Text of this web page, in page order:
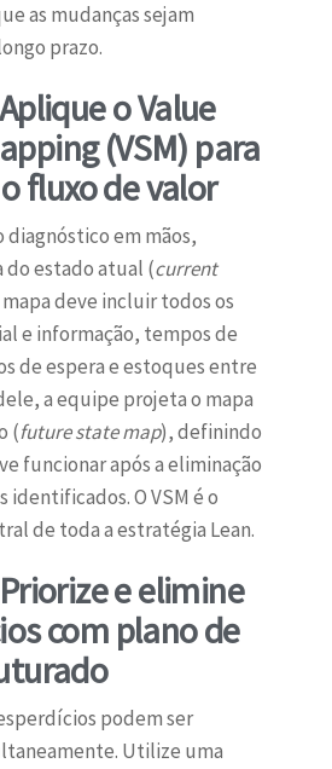
as mudanças sejam
prazo.
o Value
(VSM) para
fluxo de valor
diagnóstico em mãos,
do estado atual (current
mapa deve incluir todos os
e informação, tempos de
de espera e estoques entre
a equipe projeta o mapa
(future state map), definindo
funcionar após a eliminação
identificados. O VSM é o
de toda a estratégia Lean.
e elimine
com plano de
podem ser
Utilize uma